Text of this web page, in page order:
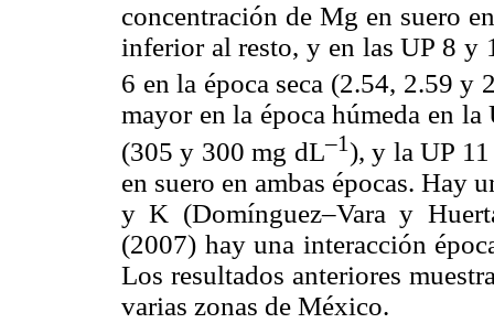
concentración de Mg en suero
inferior al resto, y en las UP 8 y
6 en la época seca (2.54, 2.59 y
mayor en la época húmeda en
(305 y 300 mg dL–1), y la UP
en suero en ambas épocas. Hay
y K (Domínguez–Vara y
(2007) hay una interacción
Los resultados anteriores
varias zonas de México.